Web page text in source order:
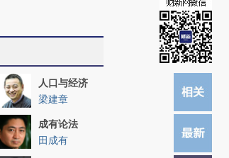
人口与经济
梁建章
成有论法
田成有